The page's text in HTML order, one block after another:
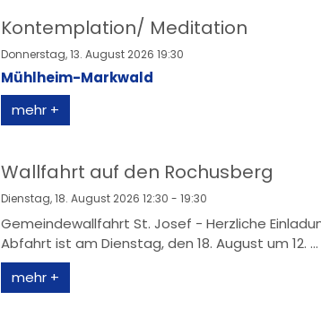
Kontemplation/ Meditation
Donnerstag, 13. August 2026 19:30
Mühlheim-Markwald
mehr +
Wallfahrt auf den Rochusberg
Dienstag, 18. August 2026 12:30 - 19:30
Gemeindewallfahrt St. Josef - Herzliche
Abfahrt ist am Dienstag, den 18. August um 12. ...
mehr +